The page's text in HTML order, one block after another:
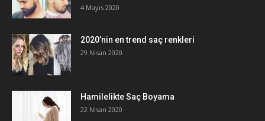
4 Mayıs 2020
2020’nin en trend saç renkleri
29 Nisan 2020
Hamilelikte Saç Boyama
22 Nisan 2020